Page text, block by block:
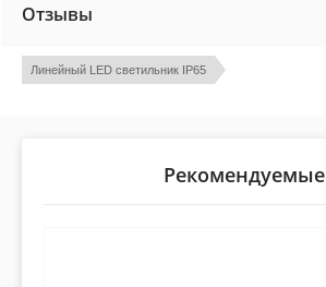
Отзывы
Линейный LED светильник IP65
Рекомендуемые